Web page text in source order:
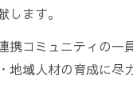
します。
携コミュニティの一
地域人材の育成に尽